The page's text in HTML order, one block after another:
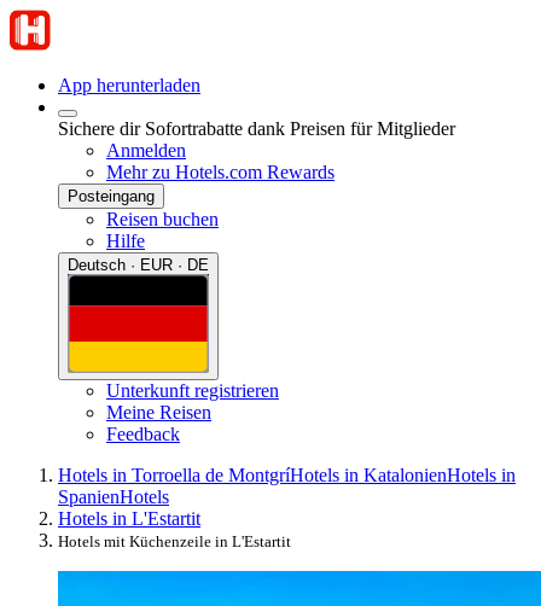
App herunterladen
Sichere dir Sofortrabatte dank Preisen für Mitglieder
Anmelden
Mehr zu Hotels.com Rewards
Posteingang
Reisen buchen
Hilfe
Deutsch · EUR · DE
Unterkunft registrieren
Meine Reisen
Feedback
Hotels in Torroella de MontgríHotels in KatalonienHotels in
SpanienHotels
Hotels in L'Estartit
Hotels mit Küchenzeile in L'Estartit